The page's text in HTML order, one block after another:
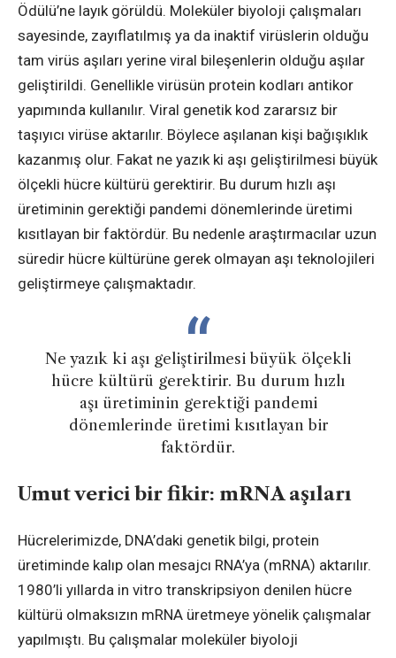
Ödülü’ne layık görüldü. Moleküler biyoloji çalışmaları
sayesinde, zayıflatılmış ya da inaktif virüslerin olduğu
tam virüs aşıları yerine viral bileşenlerin olduğu aşılar
geliştirildi. Genellikle virüsün protein kodları antikor
yapımında kullanılır. Viral genetik kod zararsız bir
taşıyıcı virüse aktarılır. Böylece aşılanan kişi bağışıklık
kazanmış olur. Fakat ne yazık ki aşı geliştirilmesi büyük
ölçekli hücre kültürü gerektirir. Bu durum hızlı aşı
üretiminin gerektiği pandemi dönemlerinde üretimi
kısıtlayan bir faktördür. Bu nedenle araştırmacılar uzun
süredir hücre kültürüne gerek olmayan aşı teknolojileri
geliştirmeye çalışmaktadır.
Ne yazık ki aşı geliştirilmesi büyük ölçekli
hücre kültürü gerektirir. Bu durum hızlı
aşı üretiminin gerektiği pandemi
dönemlerinde üretimi kısıtlayan bir
faktördür.
Umut verici bir fikir: mRNA aşıları
Hücrelerimizde, DNA’daki genetik bilgi, protein
üretiminde kalıp olan mesajcı RNA’ya (mRNA) aktarılır.
1980’li yıllarda in vitro transkripsiyon denilen hücre
kültürü olmaksızın mRNA üretmeye yönelik çalışmalar
yapılmıştı. Bu çalışmalar moleküler biyoloji